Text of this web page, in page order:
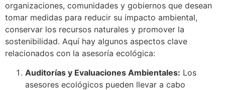
organizaciones, comunidades y gobiernos que desean
tomar medidas para reducir su impacto ambiental,
conservar los recursos naturales y promover la
sostenibilidad. Aquí hay algunos aspectos clave
relacionados con la asesoría ecológica:
Auditorías y Evaluaciones Ambientales: Los
asesores ecológicos pueden llevar a cabo